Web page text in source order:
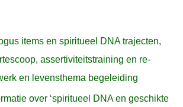
items en spiritueel DNA trajecten,
assertiviteitstraining en re-
en levensthema begeleiding
over ‘spiritueel DNA en geschikte